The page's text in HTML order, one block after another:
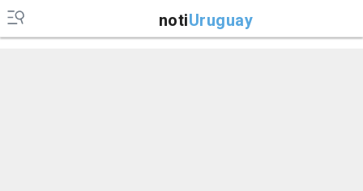
notiUruguay